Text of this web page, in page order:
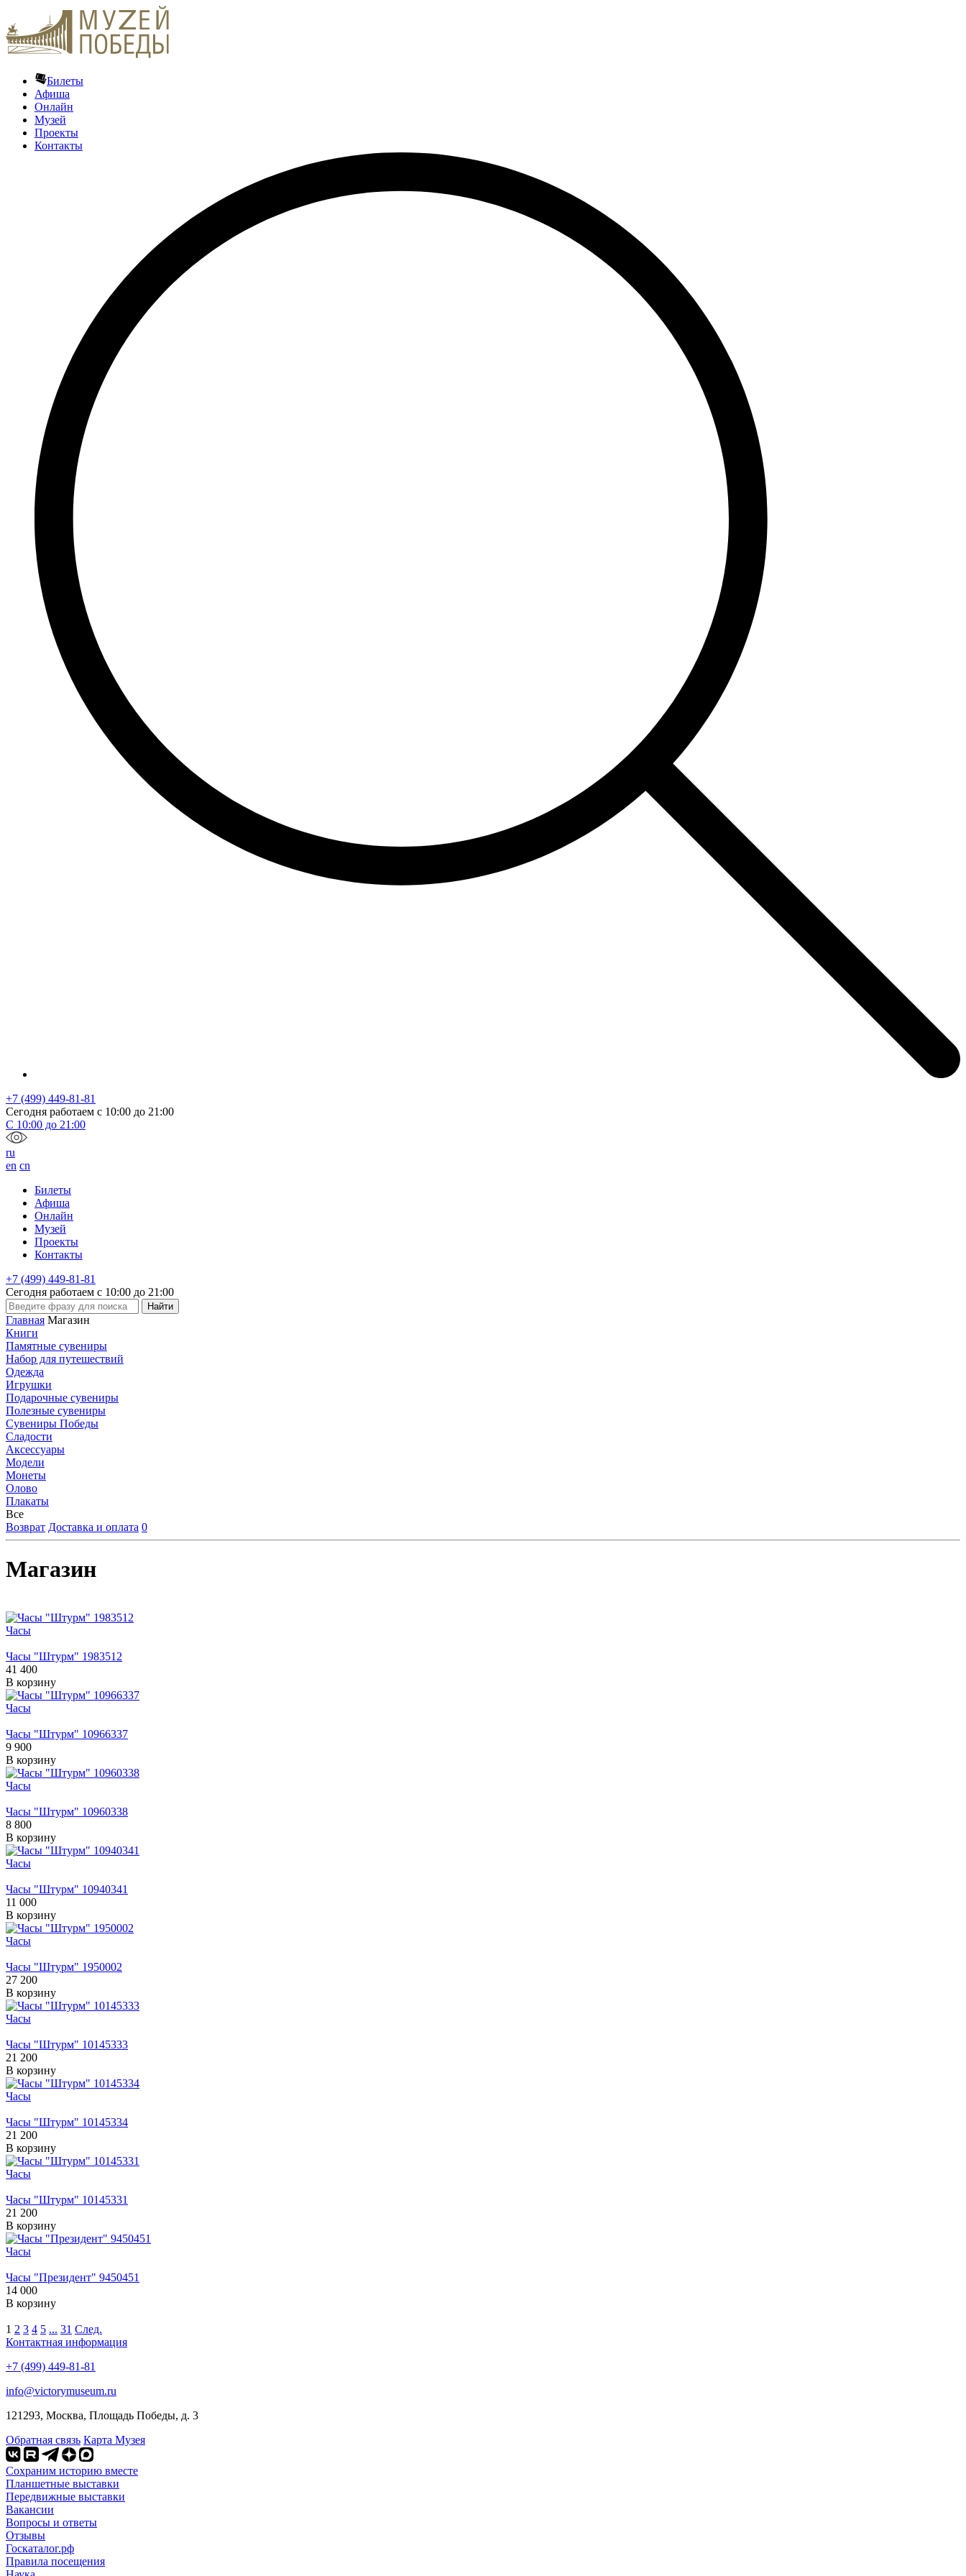
Билеты
Афиша
Онлайн
Музей
Проекты
Контакты
+7 (499) 449-81-81
Сегодня работаем с 10:00 до 21:00
С 10:00 до 21:00
ru
en cn
Билеты
Афиша
Онлайн
Музей
Проекты
Контакты
+7 (499) 449-81-81
Сегодня работаем с 10:00 до 21:00
Главная Магазин
Книги
Памятные сувениры
Набор для путешествий
Одежда
Игрушки
Подарочные сувениры
Полезные сувениры
Сувениры Победы
Сладости
Аксессуары
Модели
Монеты
Олово
Плакаты
Все
Возврат Доставка и оплата 0
Магазин
Часы
Часы "Штурм" 1983512
41 400
В корзину
Часы
Часы "Штурм" 10966337
9 900
В корзину
Часы
Часы "Штурм" 10960338
8 800
В корзину
Часы
Часы "Штурм" 10940341
11 000
В корзину
Часы
Часы "Штурм" 1950002
27 200
В корзину
Часы
Часы "Штурм" 10145333
21 200
В корзину
Часы
Часы "Штурм" 10145334
21 200
В корзину
Часы
Часы "Штурм" 10145331
21 200
В корзину
Часы
Часы "Президент" 9450451
14 000
В корзину
1 2 3 4 5 ... 31 След.
Контактная информация
+7 (499) 449-81-81
info@victorymuseum.ru
121293, Москва, Площадь Победы, д. 3
Обратная связь Карта Музея
Сохраним историю вместе
Планшетные выставки
Передвижные выставки
Вакансии
Вопросы и ответы
Отзывы
Госкаталог.рф
Правила посещения